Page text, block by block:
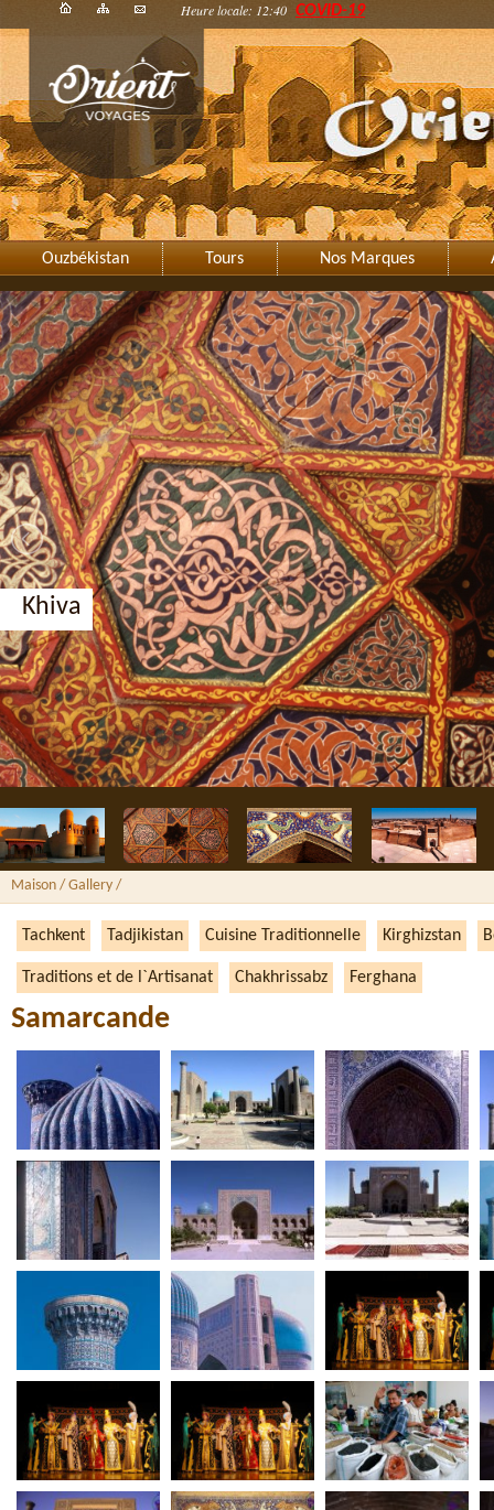
Heure locale: 12:40 COVID-19
Ouzbékistan Tours Nos Marques
Khiva
Maison / Gallery /
Tachkent Tadjikistan Cuisine Traditionnelle Kirghizstan
Traditions et de l`Artisanat Chakhrissabz Ferghana
Samarcande